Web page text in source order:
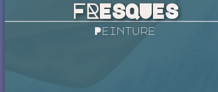
FRESQUES
Peinture